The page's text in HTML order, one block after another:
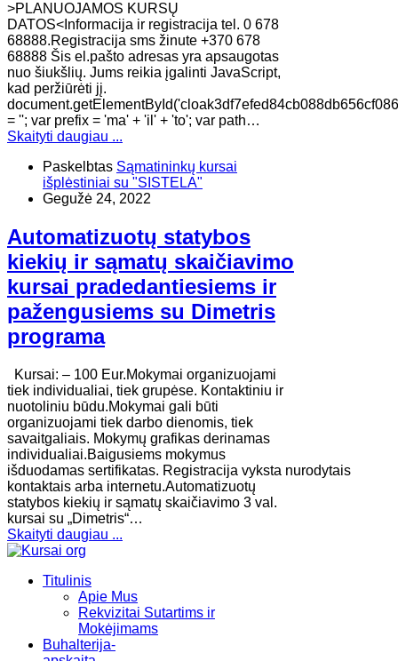
>PLANUOJAMOS KURSŲ
DATOS<Informacija ir registracija tel. 0 678
68888.Registracija sms žinute +370 678
68888 Šis el.pašto adresas yra apsaugotas
nuo šiukšlių. Jums reikia įgalinti JavaScript,
kad peržiūrėti jį.
= ''; var prefix = 'ma' + 'il' + 'to'; var path…
Skaityti daugiau ...
Paskelbtas Sąmatininkų kursai
išplėstiniai su "SISTELA"
Gegužė 24, 2022
Automatizuotų statybos
kiekių ir sąmatų skaičiavimo
kursai pradedantiesiems ir
pažengusiems su Dimetris
programa
Kursai: – 100 Eur.Mokymai organizuojami
tiek individualiai, tiek grupėse. Kontaktiniu ir
nuotoliniu būdu.Mokymai gali būti
organizuojami tiek darbo dienomis, tiek
savaitgaliais. Mokymų grafikas derinamas
individualiai.Baigusiems mokymus
išduodamas sertifikatas. Registracija vyksta nurodytais
kontaktais arba internetu.Automatizuotų
statybos kiekių ir sąmatų skaičiavimo 3 val.
kursai su „Dimetris“…
Skaityti daugiau ...
Titulinis
Apie Mus
Rekvizitai Sutartims ir
Mokėjimams
Buhalterija-